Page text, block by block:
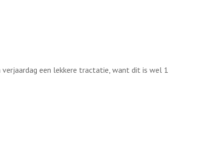
verjaardag een lekkere tractatie, want dit is wel 1